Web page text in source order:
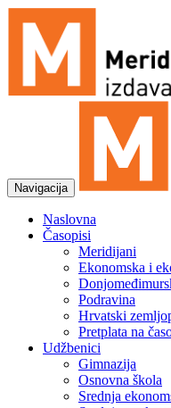
Navigacija
Naslovna
Časopisi
Meridijani
Ekonomska i
Podravina
Hrvatski
Pretplata na
Udžbenici
Gimnazija
Osnovna škola
Srednja